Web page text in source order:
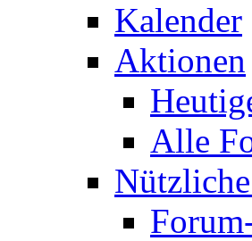
Kalender
Aktionen
Alle